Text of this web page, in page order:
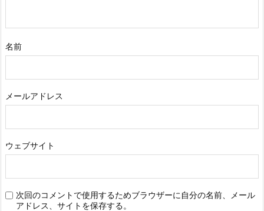
名前
メールアドレス
ウェブサイト
次回のコメントで使用するためブラウザーに自分の名前、メール
アドレス、サイトを保存する。